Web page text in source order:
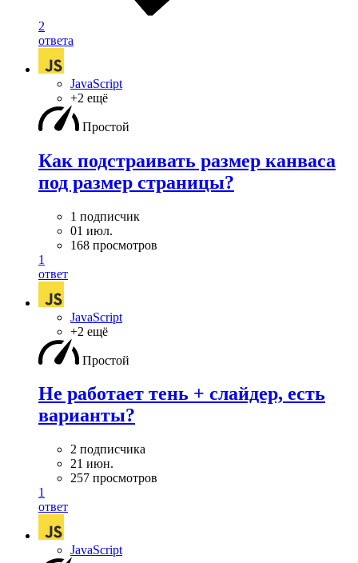
2
ответа
JavaScript
+2 ещё
Простой
Как подстраивать размер канваса
под размер страницы?
1 подписчик
01 июл.
168 просмотров
1
ответ
JavaScript
+2 ещё
Простой
Не работает тень + слайдер, есть
варианты?
2 подписчика
21 июн.
257 просмотров
1
ответ
JavaScript